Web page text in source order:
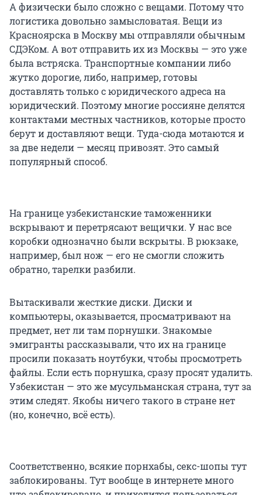
А физически было сложно с вещами. Потому что
логистика довольно замысловатая. Вещи из
Красноярска в Москву мы отправляли обычным
СДЭКом. А вот отправить их из Москвы — это уже
была встряска. Транспортные компании либо
жутко дорогие, либо, например, готовы
доставлять только с юридического адреса на
юридический. Поэтому многие россияне делятся
контактами местных частников, которые просто
берут и доставляют вещи. Туда-сюда мотаются и
за две недели — месяц привозят. Это самый
популярный способ.
На границе узбекистанские таможенники
вскрывают и перетрясают вещички. У нас все
коробки однозначно были вскрыты. В рюкзаке,
например, был нож — его не смогли сложить
обратно, тарелки разбили.
Вытаскивали жесткие диски. Диски и
компьютеры, оказывается, просматривают на
предмет, нет ли там порнушки. Знакомые
эмигранты рассказывали, что их на границе
просили показать ноутбуки, чтобы просмотреть
файлы. Если есть порнушка, сразу просят удалить.
Узбекистан — это же мусульманская страна, тут за
этим следят. Якобы ничего такого в стране нет
(но, конечно, всё есть).
Соответственно, всякие порнхабы, секс-шопы тут
заблокированы. Тут вообще в интернете много